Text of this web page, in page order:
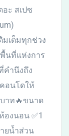
ะ สเปซ
มเต็มทุกช่วง
นที่แห่งการ
คำนึงถึง
อนโดให้
บาท🔥ขนาด
องนอน ✅1
ายน้ำส่วน